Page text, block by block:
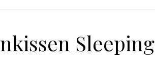
Sleeping